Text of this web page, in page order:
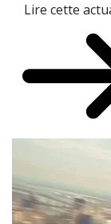
Lire cette